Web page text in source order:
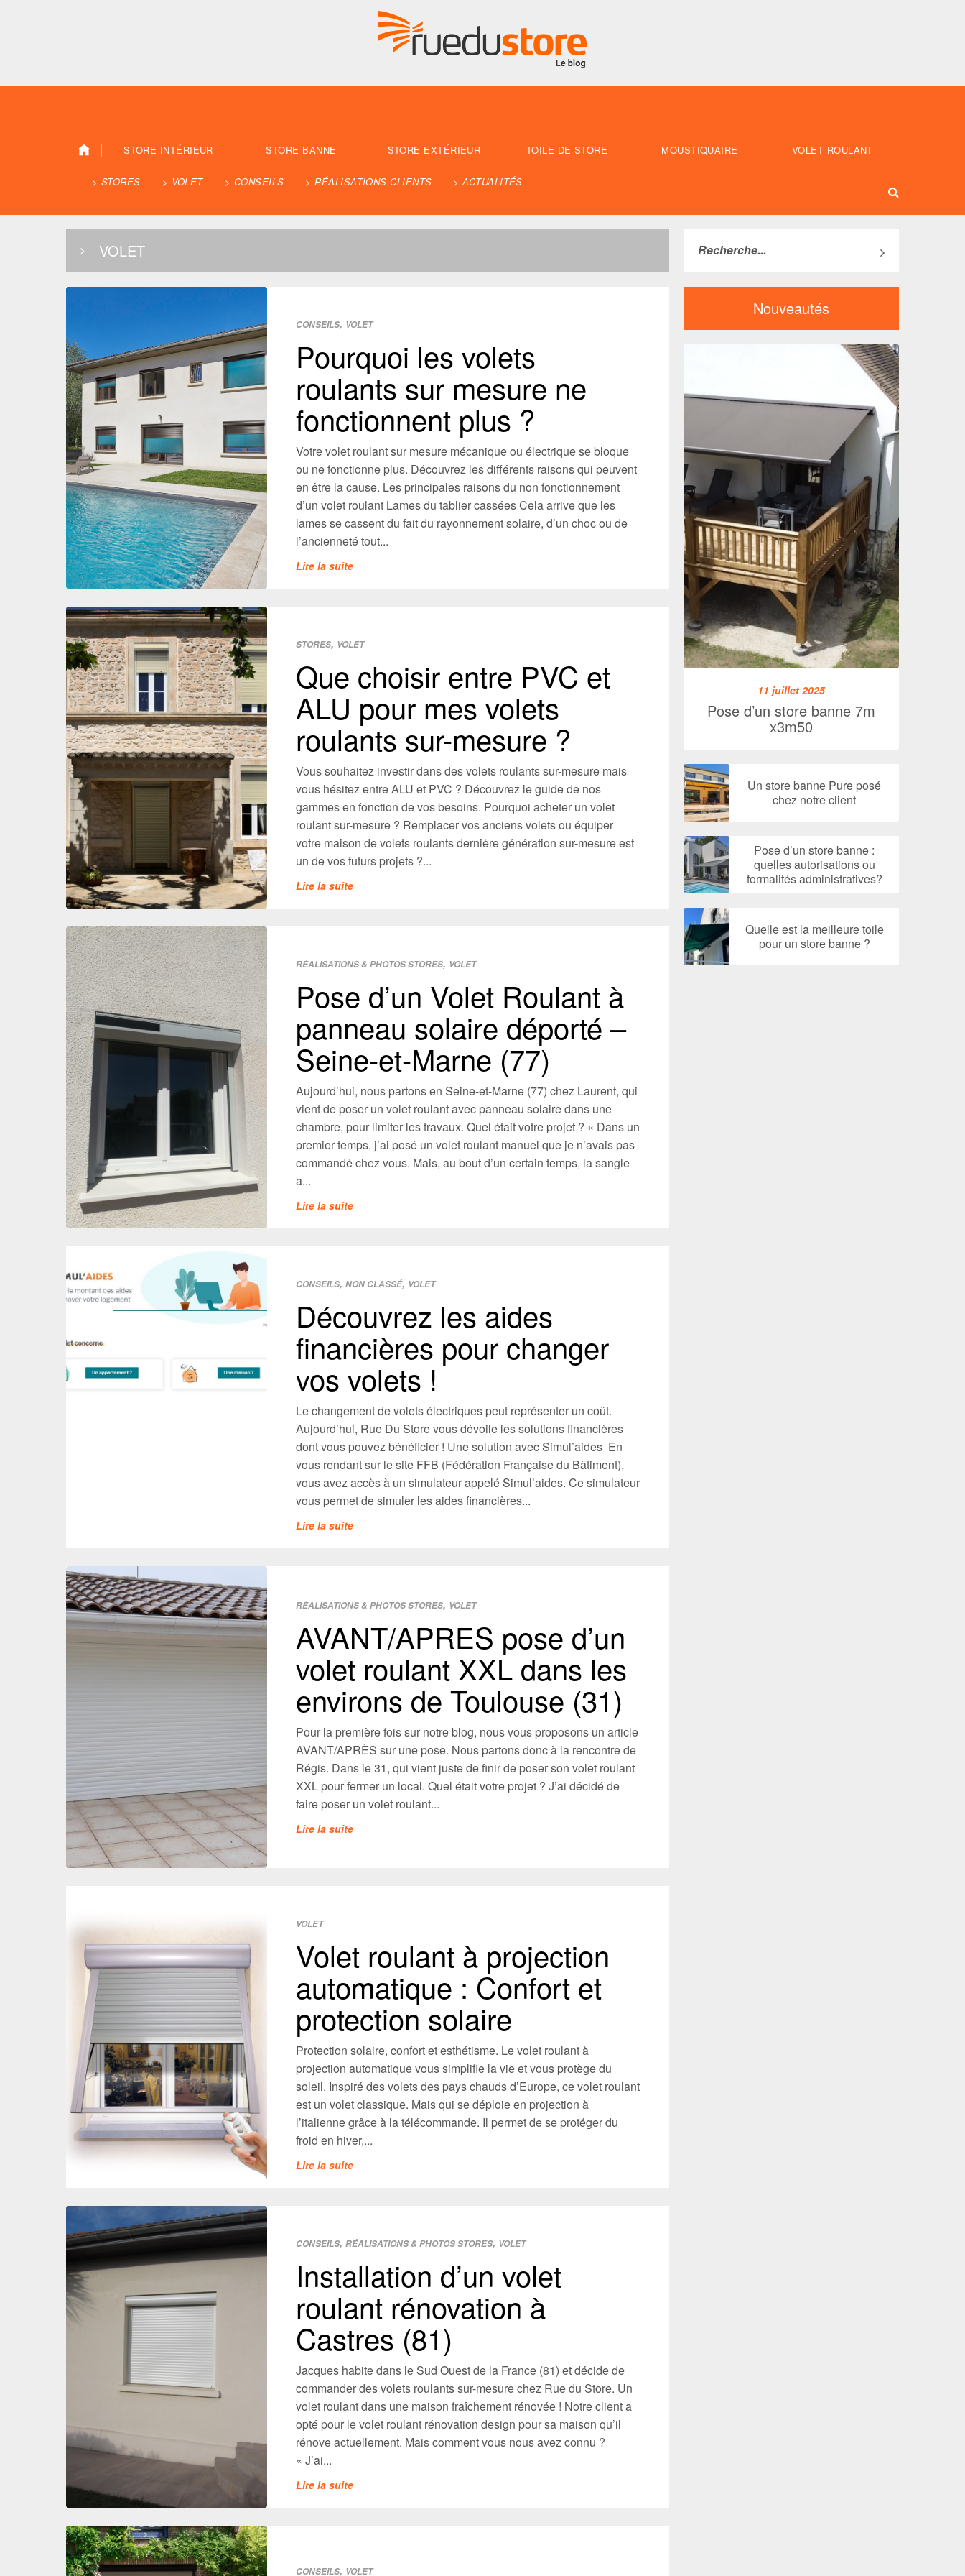
STORE INTÉRIEUR STORE BANNE STORE EXTÉRIEUR TOILE DE STORE MOUSTIQUAIRE VOLET ROULANT
STORES VOLET CONSEILS RÉALISATIONS CLIENTS ACTUALITÉS
VOLET
CONSEILS, VOLET
Pourquoi les volets
roulants sur mesure ne
fonctionnent plus ?
Votre volet roulant sur mesure mécanique ou électrique se bloque
ou ne fonctionne plus. Découvrez les différents raisons qui peuvent
en être la cause. Les principales raisons du non fonctionnement
d’un volet roulant Lames du tablier cassées Cela arrive que les
lames se cassent du fait du rayonnement solaire, d’un choc ou de
l’ancienneté tout...
Lire la suite
STORES, VOLET
Que choisir entre PVC et
ALU pour mes volets
roulants sur-mesure ?
Vous souhaitez investir dans des volets roulants sur-mesure mais
vous hésitez entre ALU et PVC ? Découvrez le guide de nos
gammes en fonction de vos besoins. Pourquoi acheter un volet
roulant sur-mesure ? Remplacer vos anciens volets ou équiper
votre maison de volets roulants dernière génération sur-mesure est
un de vos futurs projets ?...
Lire la suite
RÉALISATIONS & PHOTOS STORES, VOLET
Pose d’un Volet Roulant à
panneau solaire déporté –
Seine-et-Marne (77)
Aujourd’hui, nous partons en Seine-et-Marne (77) chez Laurent, qui
vient de poser un volet roulant avec panneau solaire dans une
chambre, pour limiter les travaux. Quel était votre projet ? « Dans un
premier temps, j’ai posé un volet roulant manuel que je n’avais pas
commandé chez vous. Mais, au bout d’un certain temps, la sangle
a...
Lire la suite
CONSEILS, NON CLASSÉ, VOLET
Découvrez les aides
financières pour changer
vos volets !
Le changement de volets électriques peut représenter un coût.
Aujourd’hui, Rue Du Store vous dévoile les solutions financières
dont vous pouvez bénéficier ! Une solution avec Simul’aides En
vous rendant sur le site FFB (Fédération Française du Bâtiment),
vous avez accès à un simulateur appelé Simul’aides. Ce simulateur
vous permet de simuler les aides financières...
Lire la suite
RÉALISATIONS & PHOTOS STORES, VOLET
AVANT/APRES pose d’un
volet roulant XXL dans les
environs de Toulouse (31)
Pour la première fois sur notre blog, nous vous proposons un article
AVANT/APRÈS sur une pose. Nous partons donc à la rencontre de
Régis. Dans le 31, qui vient juste de finir de poser son volet roulant
XXL pour fermer un local. Quel était votre projet ? J’ai décidé de
faire poser un volet roulant...
Lire la suite
VOLET
Volet roulant à projection
automatique : Confort et
protection solaire
Protection solaire, confort et esthétisme. Le volet roulant à
projection automatique vous simplifie la vie et vous protège du
soleil. Inspiré des volets des pays chauds d’Europe, ce volet roulant
est un volet classique. Mais qui se déploie en projection à
l’italienne grâce à la télécommande. Il permet de se protéger du
froid en hiver,...
Lire la suite
CONSEILS, RÉALISATIONS & PHOTOS STORES, VOLET
Installation d’un volet
roulant rénovation à
Castres (81)
Jacques habite dans le Sud Ouest de la France (81) et décide de
commander des volets roulants sur-mesure chez Rue du Store. Un
volet roulant dans une maison fraîchement rénovée ! Notre client a
opté pour le volet roulant rénovation design pour sa maison qu’il
rénove actuellement. Mais comment vous nous avez connu ?
« J’ai...
Lire la suite
CONSEILS, VOLET
Nouveautés
11 juillet 2025
Pose d’un store banne 7m
x3m50
Un store banne Pure posé
chez notre client
Pose d’un store banne :
quelles autorisations ou
formalités administratives?
Quelle est la meilleure toile
pour un store banne ?